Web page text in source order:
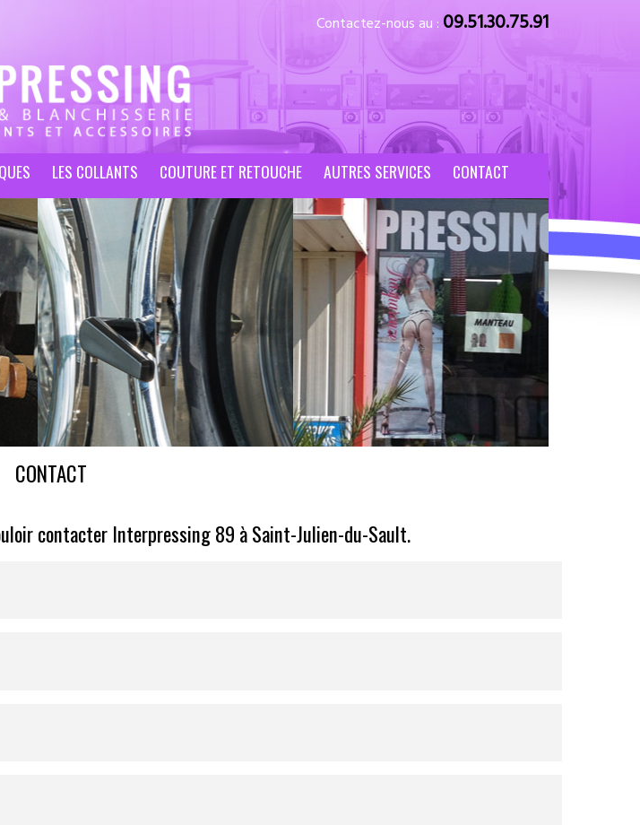
Contactez-nous au : 09.51.30.75.91
LES COLLANTS COUTURE ET RETOUCHE AUTRES SERVICES CONTACT
contacter Interpressing 89 à Saint-Julien-du-Sault.
CONTACT